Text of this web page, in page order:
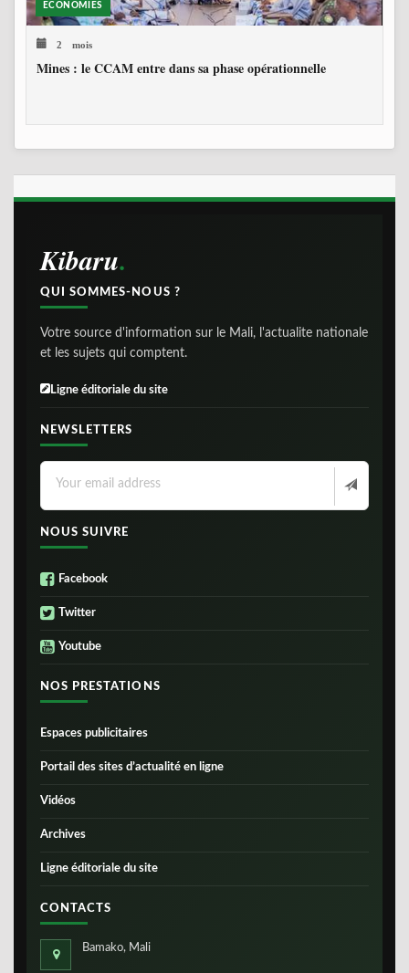
ÉCONOMIES
2 mois
Mines : le CCAM entre dans sa phase opérationnelle
Kibaru
QUI SOMMES-NOUS ?
Votre source d'information sur le Mali, l'actualite nationale
et les sujets qui comptent.
Ligne éditoriale du site
NEWSLETTERS
NOUS SUIVRE
Facebook
Twitter
Youtube
NOS PRESTATIONS
Espaces publicitaires
Portail des sites d’actualité en ligne
Vidéos
Archives
Ligne éditoriale du site
CONTACTS
Bamako, Mali